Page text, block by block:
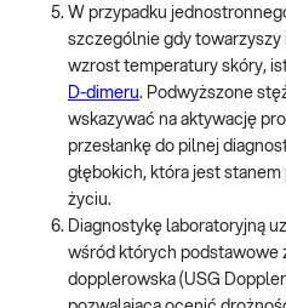
W przypadku
szczególnie gdy
wzrost temperatury skóry,
D-dimeru. Podwyższone
wskazywać na aktywację
przesłankę do pilnej
głębokich, która jest
życiu.
Diagnostykę laboratoryjną
wśród których podstawowe
dopplerowska (USG